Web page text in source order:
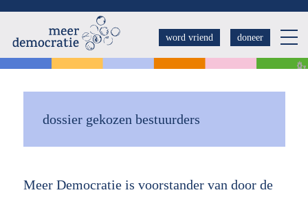
Overslaan
naar
de
inhoud
word vriend doneer
dossier gekozen bestuurders
Meer Democratie is voorstander van door de